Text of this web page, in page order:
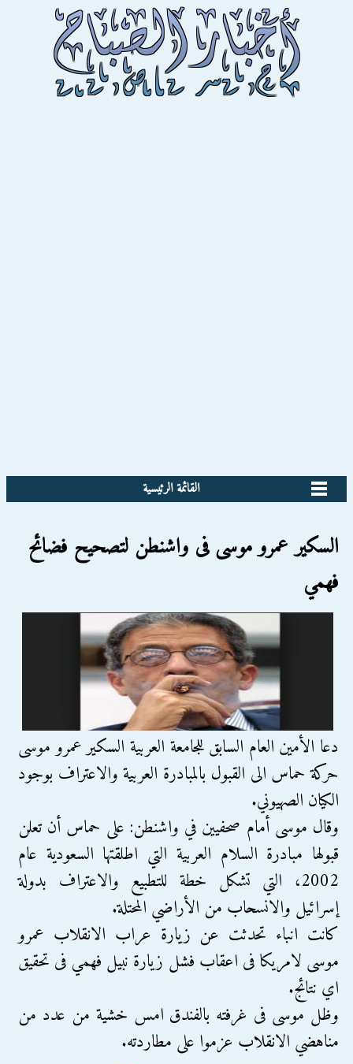
القائمة الرئيسية
السكير عمرو موسى فى واشنطن لتصحيح فضائح
فهمي
دعا الأمين العام السابق للجامعة العربية السكير عمرو موسى
حركة حماس الى القبول بالمبادرة العربية والاعتراف بوجود
الكيان الصهيوني.
وقال موسى أمام صحفيين في واشنطن: على حماس أن تعلن
قبولها مبادرة السلام العربية التي اطلقتها السعودية عام
2002، التي تشكل خطة للتطبيع والاعتراف بدولة
إسرائيل والانسحاب من الأراضي المحتلة.
كانت انباء تحدثت عن زيارة عراب الانقلاب عمرو
موسى لامريكا فى اعقاب فشل زيارة نبيل فهمي فى تحقيق
اي نتائج.
وظل موسى فى غرفته بالفندق امس خشية من عدد من
مناهضي الانقلاب عزموا على مطاردته.